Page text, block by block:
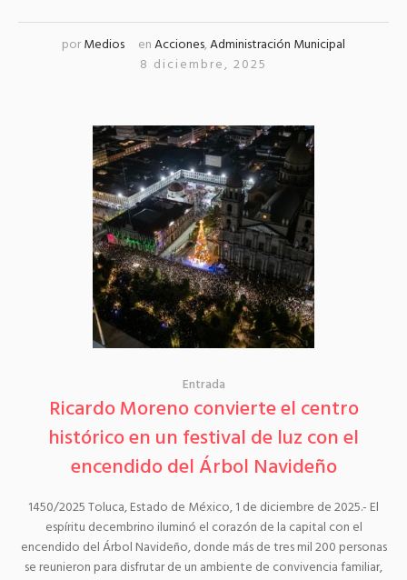
porMedios enAcciones,Administración Municipal
8 diciembre, 2025
Entrada
Ricardo Moreno convierte el centro
histórico en un festival de luz con el
encendido del Árbol Navideño
1450/2025 Toluca, Estado de México, 1 de diciembre de 2025.- El
espíritu decembrino iluminó el corazón de la capital con el
encendido del Árbol Navideño, donde más de tres mil 200 personas
se reunieron para disfrutar de un ambiente de convivencia familiar,